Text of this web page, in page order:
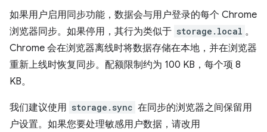
如果用户启用同步功能，数据会与用户登录的每个 Chrome
浏览器同步。如果停用，其行为类似于 storage.local 。
Chrome 会在浏览器离线时将数据存储在本地，并在浏览器
重新上线时恢复同步。配额限制约为 100 KB，每个项 8
KB。
我们建议使用 storage.sync 在同步的浏览器之间保留用
户设置。如果您要处理敏感用户数据，请改用